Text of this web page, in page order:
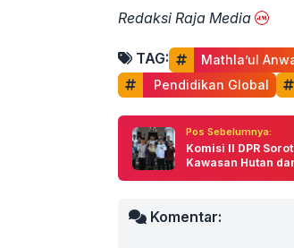
Redaksi Raja Media
TAG: Mathla’ul
Pendidikan Global
Pos Sebelumnya:
Komisi II DPR
Kawasan Hutan
Komentar: